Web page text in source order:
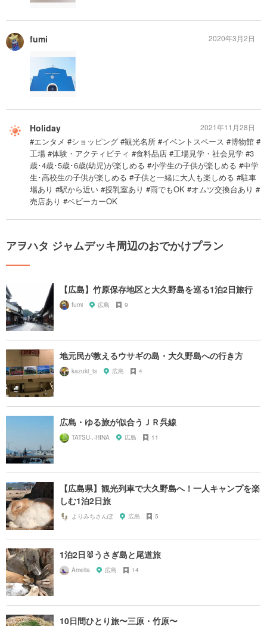
fumi 2020年3月2日
Holiday
#エンタメ #ショッピング #観光名所 #イベントスペース #博物館 #
工場 #体験・アクティビティ #食料品店 #工場見学・社会見学 #3
歳･4歳･5歳･6歳(幼児)が楽しめる #小学生の子供が楽しめる #中学
生･高校生の子供が楽しめる #子供と一緒に大人も楽しめる #駐車
場あり #駅から近い #授乳室あり #雨でもOK #オムツ交換台あり #
売店あり #ベビーカーOK
2021年11月28日
アヲハタ ジャムデッキ周辺のおでかけプラン
【広島】竹原保存地区と大久野島を巡る1泊2日旅行
fumi 広島 9
地元民が教えるウサギの島・大久野島への行き方
kazuki_ts 広島 4
広島・ゆる旅が似合うＪＲ呉線
TATSU-.-HINA 広島 11
【広島県】観光列車で大久野島へ！一人キャンプを楽
しむ1泊2日旅
よりみちさんぽ 広島 5
1泊2日🐰うさぎ島と尾道旅
Amelia 広島 14
10日間ひとり旅〜三原・竹原〜